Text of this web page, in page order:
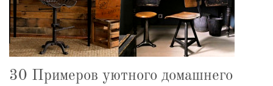
30 Примеров уютного домашнего